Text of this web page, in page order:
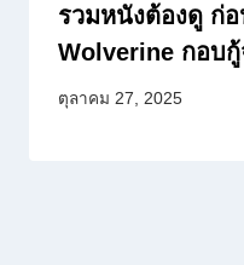
รวมหนังต้องดู ก่
Wolverine กอบกู้
ตุลาคม 27, 2025